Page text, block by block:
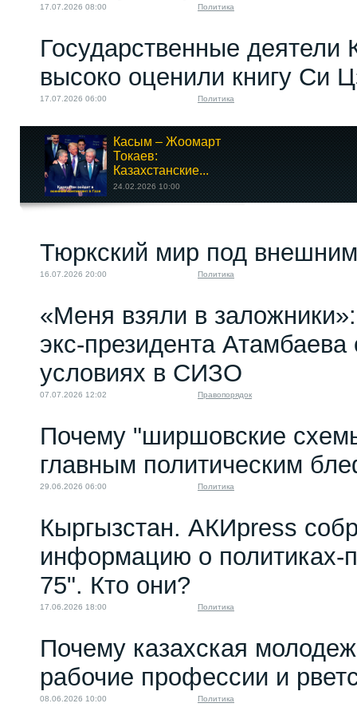
17.07.2026 08:00 Политика
Государственные деятели
высоко оценили книгу Си
17.07.2026 06:00 Политика
Касым – Жоомарт
Токаев:
Казахстанские...
24.02.2026 10:00
активисту из
Кыргызстана...
02.08.2023 10:00
Тюркский мир под
16.07.2026 20:00 Политика
«Меня взяли в
экс‑президента
условиях в СИЗО
07.07.2026 12:02 Правопорядок
Почему "ширшовские
главным политическим
29.06.2026 06:00 Политика
Кыргызстан. АКИpress
информацию о политиках-
75". Кто они?
17.06.2026 18:00 Политика
Почему казахская
рабочие профессии и
08.06.2026 10:00 Политика